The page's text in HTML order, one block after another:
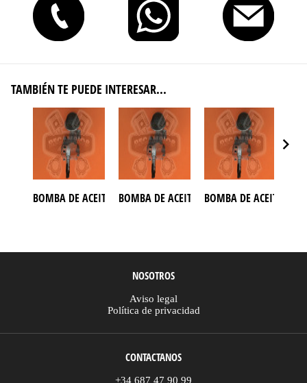
TAMBIÉN TE PUEDE INTERESAR...
BOMBA DE ACEITE ATV CSR 500BOMBA DE ACEITE ATV GOES 520
BOMBA DE ACEITE ATV
NOSOTROS
Aviso legal
Política de privacidad
CONTACTANOS
+34 687 47 90 99